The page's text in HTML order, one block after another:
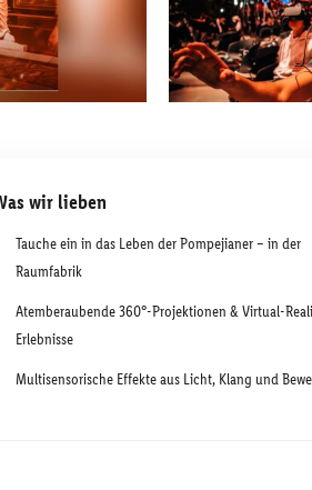
wir lieben
Tauche ein in das Leben der Pompejianer – in der
Raumfabrik
Atemberaubende 360°-Projektionen & Virtual-
Erlebnisse
Multisensorische Effekte aus Licht, Klang und